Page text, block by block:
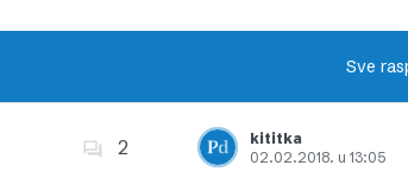
Sve
2
kititka
02.02.2018. u 13:05